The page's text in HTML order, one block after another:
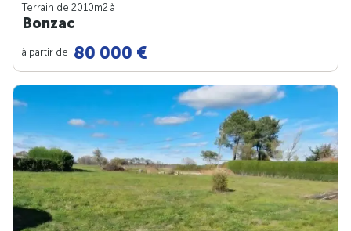
Terrain de 2010m2 à
Bonzac
à partir de 80 000 €